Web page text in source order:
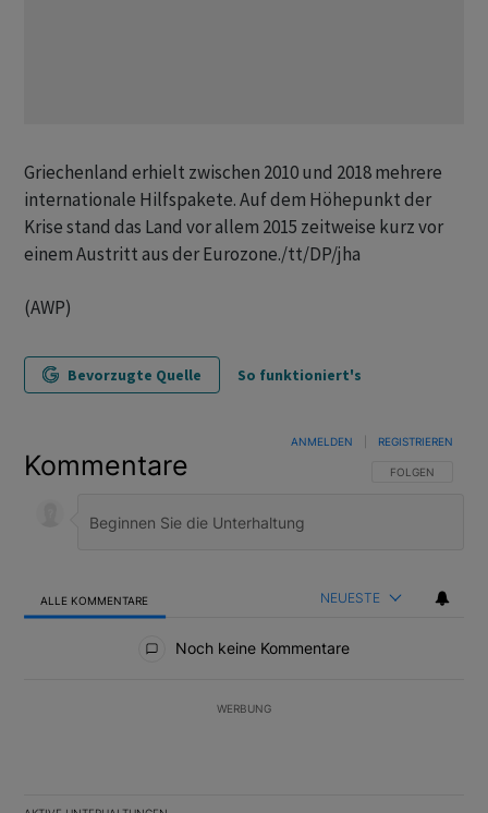
Griechenland erhielt zwischen 2010 und 2018 mehrere
internationale Hilfspakete. Auf dem Höhepunkt der
Krise stand das Land vor allem 2015 zeitweise kurz vor
einem Austritt aus der Eurozone./tt/DP/jha
(AWP)
Bevorzugte Quelle So funktioniert's
Kommentare FOLGE DIESER
FOLGEN
ANMELDEN REGISTRIEREN
ALLE KOMMENTARE NEUESTE
Noch keine Kommentare
WERBUNG